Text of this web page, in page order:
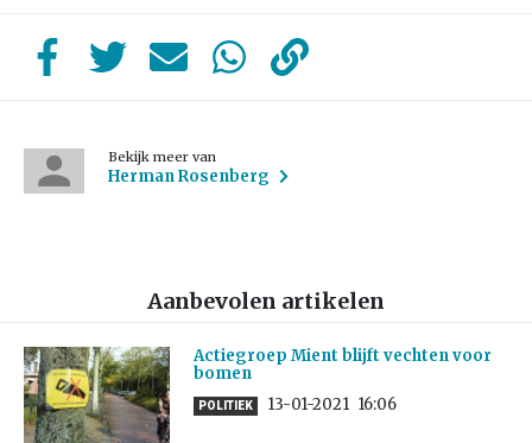
Bekijk meer van
Herman Rosenberg
Aanbevolen artikelen
Actiegroep Mient blijft vechten voor
bomen
POLITIEK 13-01-2021 16:06